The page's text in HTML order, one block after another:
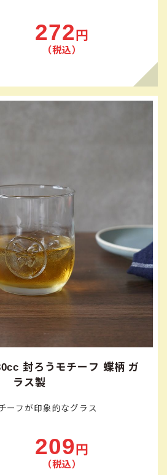
272 円
（税込）
封ろうモチーフ 蝶柄 ガ
ラス製
ーフが印象的なグラス
209 円
（税込）